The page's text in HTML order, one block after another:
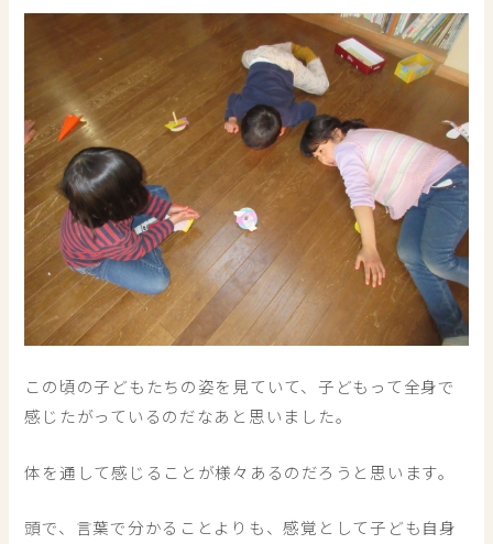
この頃の子どもたちの姿を見ていて、子どもって全身で
感じたがっているのだなあと思いました。
体を通して感じることが様々あるのだろうと思います。
頭で、言葉で分かることよりも、感覚として子ども自身